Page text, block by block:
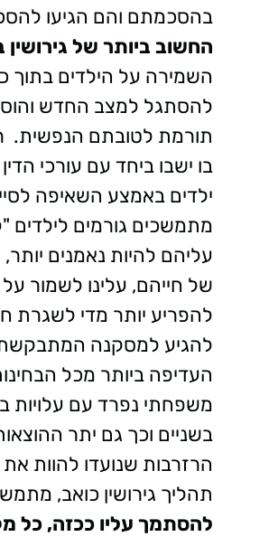
בהסכמתם והם הגיעו
החשוב ביותר של
השמירה על הילדים בתוך
להסתגל למצב החדש
תורמת לטובתם הנפשית.
בו ישבו ביחד עם עורכי
ילדים באמצע השאיפה
מתמשכים גורמים לילדים
עליהם להיות נאמנים
של חייהם, עלינו לשמור
להפריע יותר מדי לשגרת
להגיע למסקנה
העדיפה ביותר מכל
משפחתי נפרד עם עלויות
בשניים וכך גם יתר
הרזרבות שנועדו להוות
תהליך גירושין כואב,
להסתמך עליו ככזה, כל